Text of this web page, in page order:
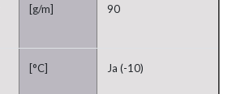
[g/m] 90
[°C] Ja (-10)